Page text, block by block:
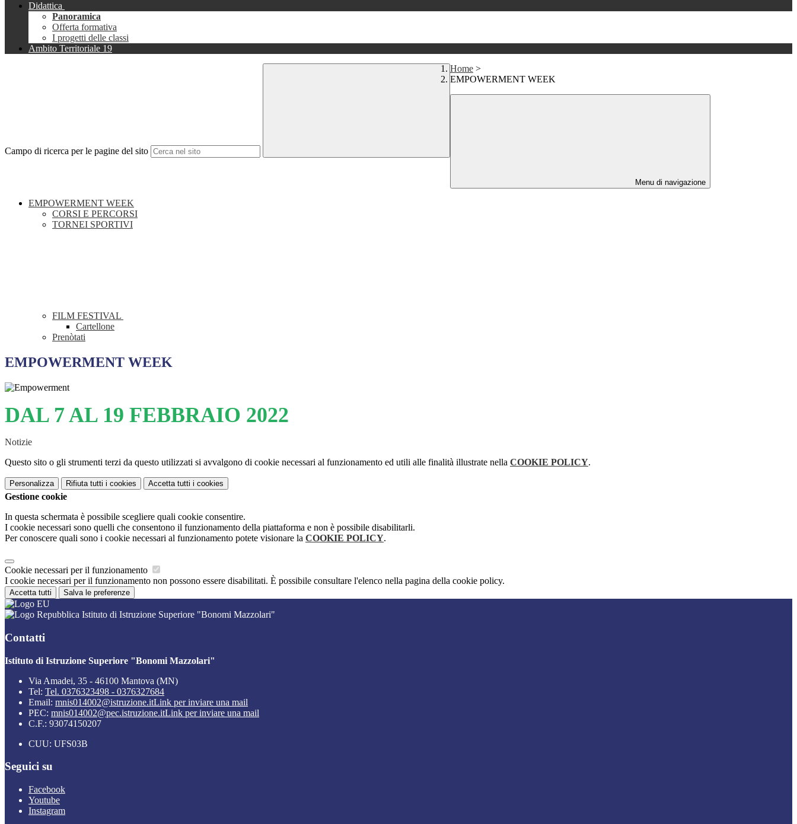
Didattica
Panoramica
Offerta formativa
I progetti delle classi
Ambito Territoriale 19
Campo di ricerca per le pagine del sito
Home >
EMPOWERMENT WEEK
Menu di navigazione
EMPOWERMENT WEEK
CORSI E PERCORSI
TORNEI SPORTIVI
FILM FESTIVAL
Cartellone
Prenòtati
EMPOWERMENT WEEK
DAL 7 AL 19 FEBBRAIO 2022
Notizie
Questo sito o gli strumenti terzi da questo utilizzati si avvalgono di cookie necessari al funzionamento ed utili alle finalità illustrate nella COOKIE POLICY.
Personalizza Rifiuta tutti i cookies Accetta tutti i cookies
Gestione cookie
In questa schermata è possibile scegliere quali cookie consentire.
I cookie necessari sono quelli che consentono il funzionamento della piattaforma e non è possibile disabilitarli.
Per conoscere quali sono i cookie necessari al funzionamento potete visionare la COOKIE POLICY.
Cookie necessari per il funzionamento
I cookie necessari per il funzionamento non possono essere disabilitati. È possibile consultare l'elenco nella pagina della cookie policy.
Accetta tutti Salva le preferenze
Istituto di Istruzione Superiore "Bonomi Mazzolari"
Contatti
Istituto di Istruzione Superiore "Bonomi Mazzolari"
Via Amadei, 35 - 46100 Mantova (MN)
Tel: Tel. 0376323498 - 0376327684
Email: mnis014002@istruzione.itLink per inviare una mail
PEC: mnis014002@pec.istruzione.itLink per inviare una mail
C.F.: 93074150207
CUU: UFS03B
Seguici su
Facebook
Youtube
Instagram